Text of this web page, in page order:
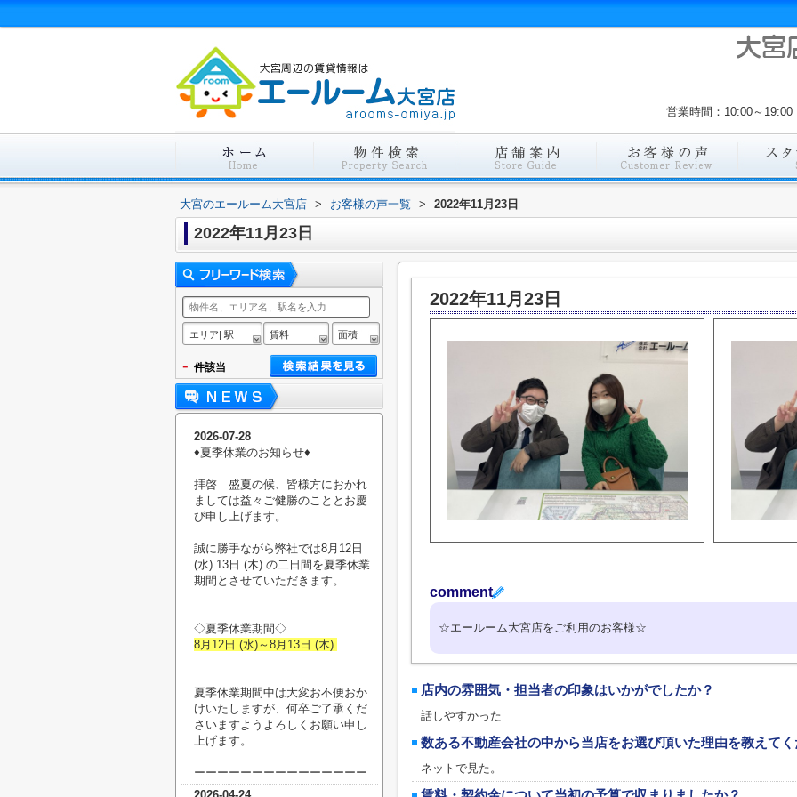
営業時間：10:00～
大宮のエールーム大宮店 > お客様の声一覧 > 2022年11月23日
2022年11月23日
2022年11月23日
comment
☆エールーム大宮店をご利用のお客様☆
店内の雰囲気・担当者の印象はいかがでしたか？
話しやすかった
数ある不動産会社の中から当店をお選び頂いた理由を教えて
ネットで見た。
エリア| 駅 賃料 面積
- 件該当
2026-07-28
♦︎夏季休業のお知らせ♦︎
拝啓 盛夏の候、皆様方におかれ
ましては益々ご健勝のこととお慶
び申し上げます。
誠に勝手ながら弊社では8月12日
(水) 13日 (木) の二日間を夏季休業
期間とさせていただきます。
◇夏季休業期間◇
8月12日 (水)～8月13日 (木)
夏季休業期間中は大変お不便おか
けいたしますが、何卒ご了承くだ
さいますようよろしくお願い申し
上げます。
ーーーーーーーーーーーーーーー